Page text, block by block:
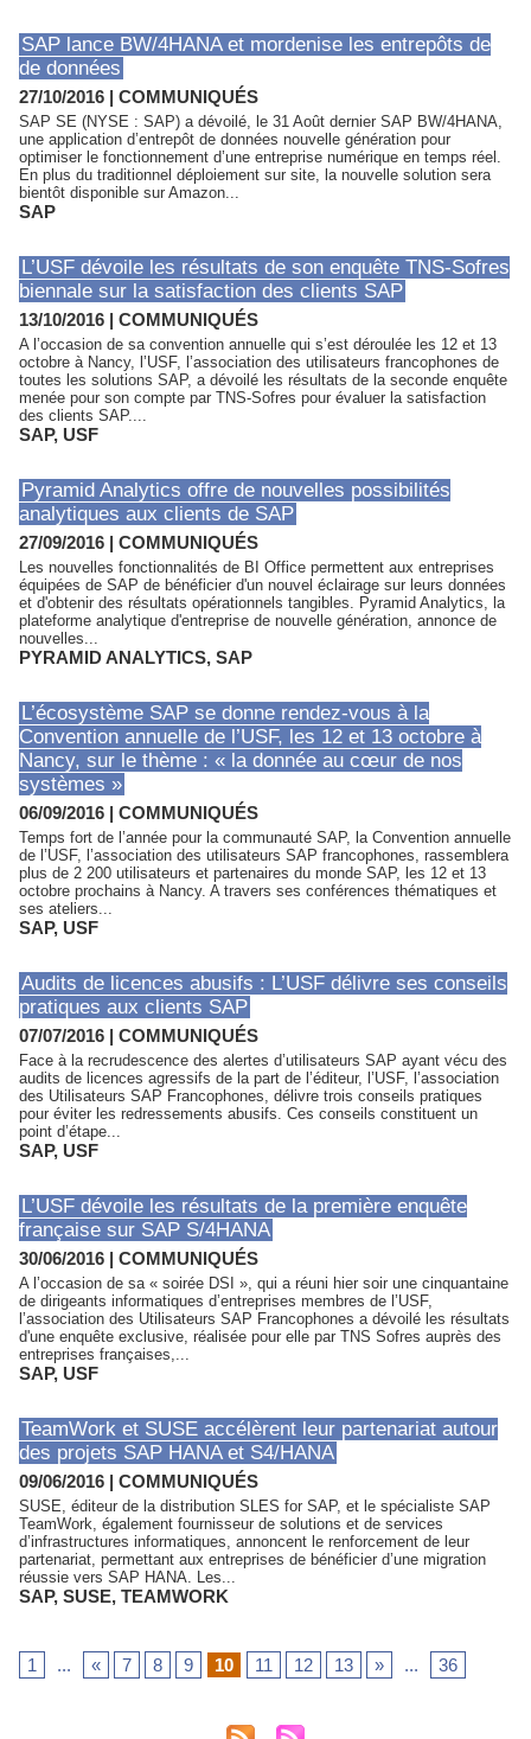
SAP lance BW/4HANA et mordenise les entrepôts de
de données
27/10/2016 | COMMUNIQUÉS
SAP SE (NYSE : SAP) a dévoilé, le 31 Août dernier SAP BW/4HANA,
une application d’entrepôt de données nouvelle génération pour
optimiser le fonctionnement d’une entreprise numérique en temps réel.
En plus du traditionnel déploiement sur site, la nouvelle solution sera
bientôt disponible sur Amazon...
SAP
L’USF dévoile les résultats de son enquête TNS-Sofres
biennale sur la satisfaction des clients SAP
13/10/2016 | COMMUNIQUÉS
A l’occasion de sa convention annuelle qui s’est déroulée les 12 et 13
octobre à Nancy, l’USF, l’association des utilisateurs francophones de
toutes les solutions SAP, a dévoilé les résultats de la seconde enquête
menée pour son compte par TNS-Sofres pour évaluer la satisfaction
des clients SAP....
SAP, USF
Pyramid Analytics offre de nouvelles possibilités
analytiques aux clients de SAP
27/09/2016 | COMMUNIQUÉS
Les nouvelles fonctionnalités de BI Office permettent aux entreprises
équipées de SAP de bénéficier d'un nouvel éclairage sur leurs données
et d'obtenir des résultats opérationnels tangibles. Pyramid Analytics, la
plateforme analytique d'entreprise de nouvelle génération, annonce de
nouvelles...
PYRAMID ANALYTICS, SAP
L’écosystème SAP se donne rendez-vous à la
Convention annuelle de l’USF, les 12 et 13 octobre à
Nancy, sur le thème : « la donnée au cœur de nos
systèmes »
06/09/2016 | COMMUNIQUÉS
Temps fort de l’année pour la communauté SAP, la Convention annuelle
de l’USF, l’association des utilisateurs SAP francophones, rassemblera
plus de 2 200 utilisateurs et partenaires du monde SAP, les 12 et 13
octobre prochains à Nancy. A travers ses conférences thématiques et
ses ateliers...
SAP, USF
Audits de licences abusifs : L’USF délivre ses conseils
pratiques aux clients SAP
07/07/2016 | COMMUNIQUÉS
Face à la recrudescence des alertes d’utilisateurs SAP ayant vécu des
audits de licences agressifs de la part de l’éditeur, l’USF, l’association
des Utilisateurs SAP Francophones, délivre trois conseils pratiques
pour éviter les redressements abusifs. Ces conseils constituent un
point d’étape...
SAP, USF
L’USF dévoile les résultats de la première enquête
française sur SAP S/4HANA
30/06/2016 | COMMUNIQUÉS
A l’occasion de sa « soirée DSI », qui a réuni hier soir une cinquantaine
de dirigeants informatiques d’entreprises membres de l’USF,
l’association des Utilisateurs SAP Francophones a dévoilé les résultats
d'une enquête exclusive, réalisée pour elle par TNS Sofres auprès des
entreprises françaises,...
SAP, USF
TeamWork et SUSE accélèrent leur partenariat autour
des projets SAP HANA et S4/HANA
09/06/2016 | COMMUNIQUÉS
SUSE, éditeur de la distribution SLES for SAP, et le spécialiste SAP
TeamWork, également fournisseur de solutions et de services
d’infrastructures informatiques, annoncent le renforcement de leur
partenariat, permettant aux entreprises de bénéficier d’une migration
réussie vers SAP HANA. Les...
SAP, SUSE, TEAMWORK
1 ... « 7 8 9 10 11 12 13 » ... 36